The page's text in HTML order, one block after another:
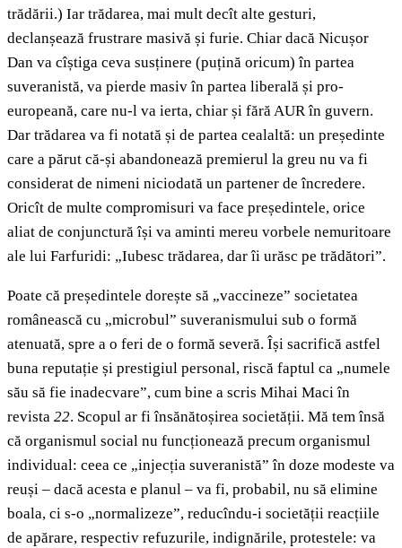
trădării.) Iar trădarea, mai mult decît alte gesturi,
declanșează frustrare masivă și furie. Chiar dacă Nicușor
Dan va cîștiga ceva susținere (puțină oricum) în partea
suveranistă, va pierde masiv în partea liberală și pro-
europeană, care nu-l va ierta, chiar și fără AUR în guvern.
Dar trădarea va fi notată și de partea cealaltă: un președinte
care a părut că-și abandonează premierul la greu nu va fi
considerat de nimeni niciodată un partener de încredere.
Oricît de multe compromisuri va face președintele, orice
aliat de conjunctură își va aminti mereu vorbele nemuritoare
ale lui Farfuridi: „Iubesc trădarea, dar îi urăsc pe trădători”.
Poate că președintele dorește să „vaccineze” societatea
românească cu „microbul” suveranismului sub o formă
atenuată, spre a o feri de o formă severă. Își sacrifică astfel
buna reputație și prestigiul personal, riscă faptul ca „numele
său să fie inadecvare”, cum bine a scris Mihai Maci în
revista 22. Scopul ar fi însănătoșirea societății. Mă tem însă
că organismul social nu funcționează precum organismul
individual: ceea ce „injecția suveranistă” în doze modeste va
reuși – dacă acesta e planul – va fi, probabil, nu să elimine
boala, ci s-o „normalizeze”, reducîndu-i societății reacțiile
de apărare, respectiv refuzurile, indignările, protestele: va